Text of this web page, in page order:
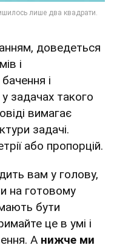
доведеться
і
і
задачах такого
вимагає
задачі.
або пропорцій.
вам у голову,
на готовому
бути
це в умі і
А нижче ми